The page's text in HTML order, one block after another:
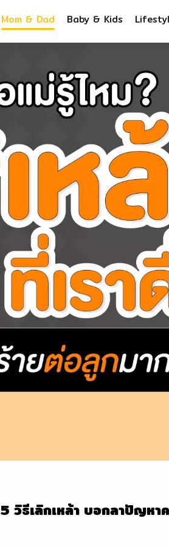
Mom & Dad Baby & Kids
5 วิธีเลิกเหล้า บอกลาปัญห